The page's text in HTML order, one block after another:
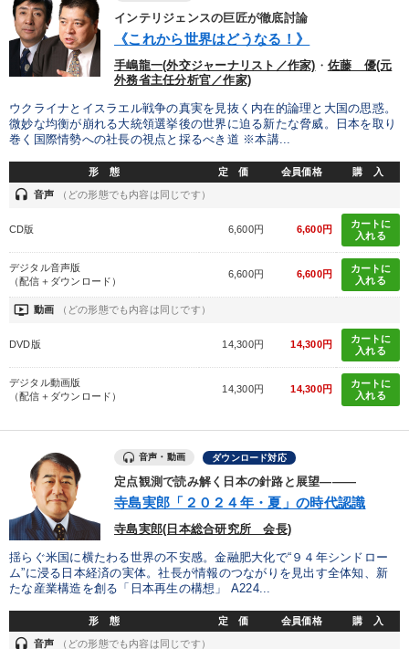
インテリジェンスの巨匠が徹底討論
《これから世界はどうなる！》
手嶋龍一(外交ジャーナリスト／作家) ・ 佐藤 優(元
外務省主任分析官／作家)
ウクライナとイスラエル戦争の真実を見抜く内在的論理と大国の思惑。
微妙な均衡が崩れる大統領選挙後の世界に迫る新たな脅威。日本を取り
巻く国際情勢への社長の視点と採るべき道 ※本講...
形 態 定 価 会員価格 購 入
headset 音声 （どの形態でも内容は同じです）
CD版 6,600円 6,600円
カートに
入れる
デジタル音声版
（配信＋ダウンロード）
6,600円 6,600円
カートに
入れる
ondemand_video 動画 （どの形態でも内容は同じです）
DVD版 14,300円 14,300円
カートに
入れる
デジタル動画版
（配信＋ダウンロード）
14,300円 14,300円
カートに
入れる
音声・動画 ダウンロード対応
定点観測で読み解く日本の針路と展望―――
寺島実郎「２０２４年・夏」の時代認識
寺島実郎(日本総合研究所 会長)
揺らぐ米国に横たわる世界の不安感。金融肥大化で“９４年シンドロー
ム”に浸る日本経済の実体。社長が情報のつながりを見出す全体知、新
たな産業構造を創る「日本再生の構想」 A224...
形 態 定 価 会員価格 購 入
headset 音声 （どの形態でも内容は同じです）